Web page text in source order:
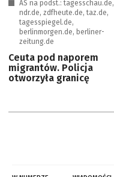
AS na podst.: tagesschau.de,
ndr.de, zdfheute.de, taz.de,
tagesspiegel.de,
berlinmorgen.de, berliner-
zeitung.de
Ceuta pod naporem
migrantów. Policja
otworzyła granicę